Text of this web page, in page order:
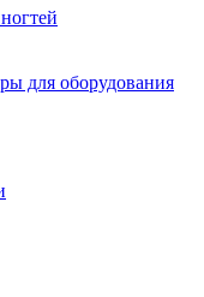
для оборудования